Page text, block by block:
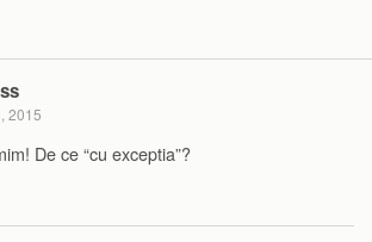
2015
De ce “cu exceptia”?